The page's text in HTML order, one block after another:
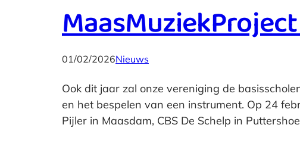
01/02/2026Nieuws
Ook dit jaar zal onze vereniging de
en het bespelen van een instrument. Op 24
Pijler in Maasdam, CBS De Schelp in